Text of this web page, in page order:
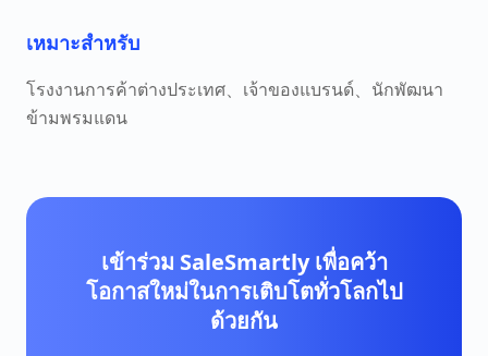
เหมาะสำหรับ
โรงงานการค้าต่างประเทศ、เจ้าของแบรนด์、นักพัฒนา
ข้ามพรมแดน
เข้าร่วม SaleSmartly เพื่อคว้า
โอกาสใหม่ในการเติบโตทั่วโลกไป
ด้วยกัน